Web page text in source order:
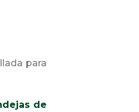
para
de